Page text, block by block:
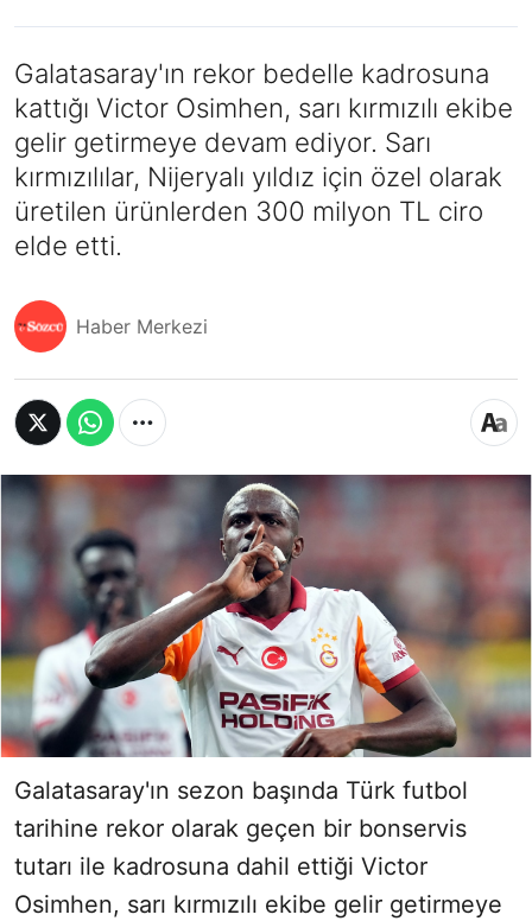
Galatasaray'ın rekor bedelle kadrosuna
kattığı Victor Osimhen, sarı kırmızılı ekibe
gelir getirmeye devam ediyor. Sarı
kırmızılılar, Nijeryalı yıldız için özel olarak
üretilen ürünlerden 300 milyon TL ciro
elde etti.
Haber Merkezi
Galatasaray'ın sezon başında Türk futbol
tarihine rekor olarak geçen bir bonservis
tutarı ile kadrosuna dahil ettiği Victor
Osimhen, sarı kırmızılı ekibe gelir getirmeye